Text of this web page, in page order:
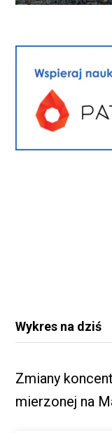
Wykres na dziś
Zmiany
mierzonej na